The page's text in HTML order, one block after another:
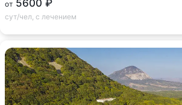
от 5600 ₽
сут/чел, с лечением